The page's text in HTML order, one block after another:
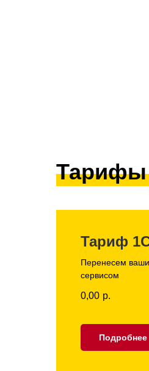
Тарифы
Тариф
Перенесем
сервисом
0,00 р.
Подробнее